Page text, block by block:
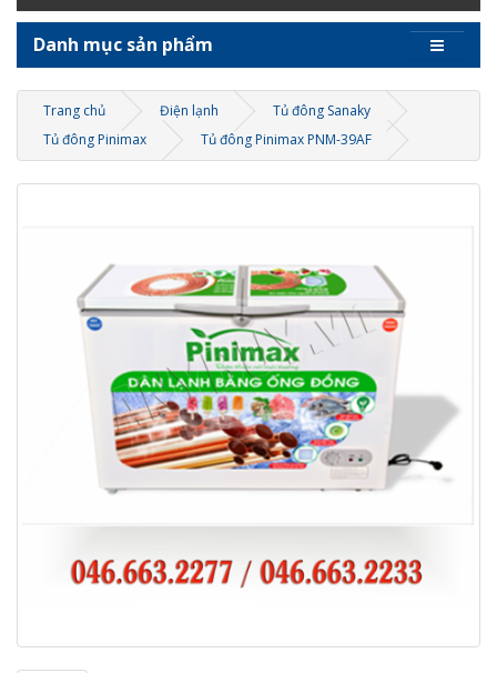
Danh mục sản phẩm
Trang chủ Điện lạnh
Tủ đông Sanaky
Tủ đông Pinimax
Tủ đông Pinimax PNM-39AF